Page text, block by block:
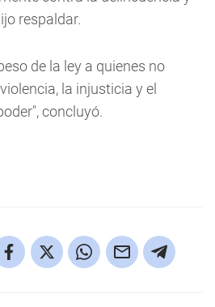
respaldar.
de la ley a quienes no
la injusticia y el
concluyó.